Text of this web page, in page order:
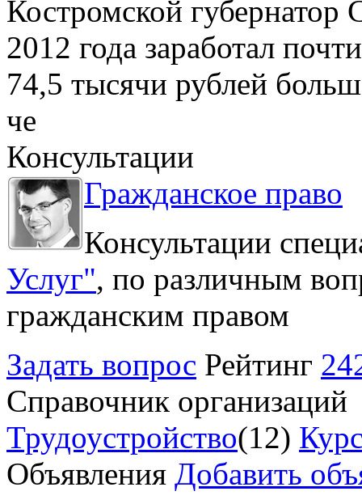
Костромской губернатор
2012 года заработал
74,5 тысячи рублей
че
Консультации
Гражданское право
Консультации
Услуг", по различным
гражданским правом
Задать вопрос Рейтинг
Справочник организаций
Трудоустройство(12)
Объявления Добавить